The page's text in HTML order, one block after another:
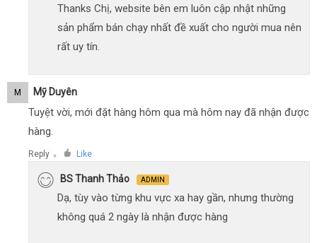
Thanks Chị, website bên em luôn cập nhật những
sản phẩm bán chạy nhất đề xuất cho người mua nên
rất uy tín.
M Mỹ Duyên
Tuyệt vời, mới đặt hàng hôm qua mà hôm nay đã nhận được
hàng.
Reply ● Like
BS Thanh Thảo ADMIN
Dạ, tùy vào từng khu vực xa hay gần, nhưng thường
không quá 2 ngày là nhận được hàng